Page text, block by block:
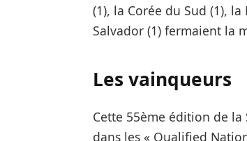
(1), la Corée du Sud (1),
Salvador (1) fermaient la
Les vainqueurs
Cette 55ème édition de la
dans les « Qualified